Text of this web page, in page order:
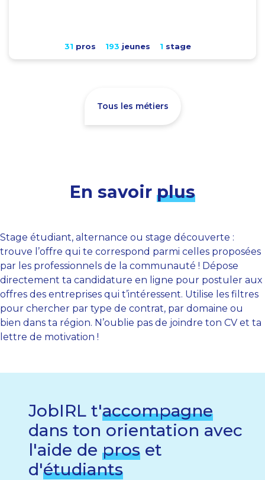
31 pros 193 jeunes 1 stage
Tous les métiers
En savoir plus
Stage étudiant, alternance ou stage découverte :
trouve l’offre qui te correspond parmi celles proposées
par les professionnels de la communauté ! Dépose
directement ta candidature en ligne pour postuler aux
offres des entreprises qui t’intéressent. Utilise les filtres
pour chercher par type de contrat, par domaine ou
bien dans ta région. N’oublie pas de joindre ton CV et ta
lettre de motivation !
JobIRL t'accompagne
dans ton orientation avec
l'aide de pros et
d'étudiants